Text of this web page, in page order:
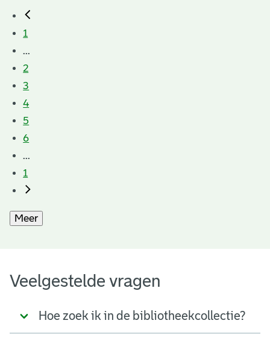
1
...
2
3
4
5
6
...
1
Meer
Veelgestelde vragen
Hoe zoek ik in de bibliotheekcollectie?